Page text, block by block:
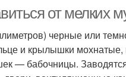
от мелких
черные или
и крылышки мохнатые,
— бабочницы.